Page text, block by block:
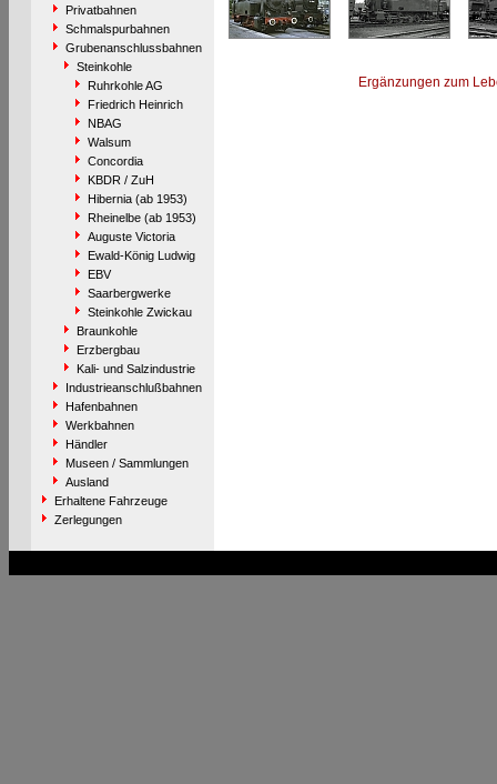
Privatbahnen
Schmalspurbahnen
Grubenanschlussbahnen
Steinkohle
Ruhrkohle AG
Friedrich Heinrich
NBAG
Walsum
Concordia
KBDR / ZuH
Hibernia (ab 1953)
Rheinelbe (ab 1953)
Auguste Victoria
Ewald-König Ludwig
EBV
Saarbergwerke
Steinkohle Zwickau
Braunkohle
Erzbergbau
Kali- und Salzindustrie
Industrieanschlußbahnen
Hafenbahnen
Werkbahnen
Händler
Museen / Sammlungen
Ausland
Erhaltene Fahrzeuge
Zerlegungen
Ergänzungen zum